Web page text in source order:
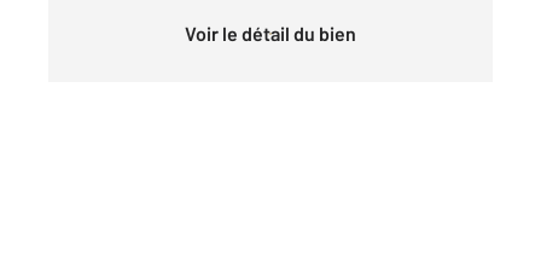
Voir le détail du bien